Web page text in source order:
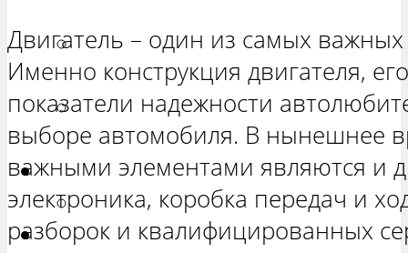
ВАЗ 21214 «НИВА ТРЕХ-
ДВЕРНАЯ»
РЕМОНТ ВАЗ 2131 «НИВА
ЧЕТЫРЕХ-ДВЕРНАЯ»
Гранта
РЕМОНТ ВАЗ 2190 «ГРАНТА»
Ока
Двигатель – один из самых
Именно конструкция двигателя,
показатели надежности
выборе автомобиля. В нынешнее
важными элементами являются и
электроника, коробка передач и
разборок и квалифицированных